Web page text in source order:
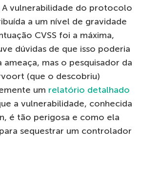
A vulnerabilidade do protocolo
a um nível de gravidade
CVSS foi a máxima,
dúvidas de que isso poderia
ameaça, mas o pesquisador da
(que o descobriu)
um relatório detalhado
a vulnerabilidade, conhecida
é tão perigosa e como ela
sequestrar um controlador